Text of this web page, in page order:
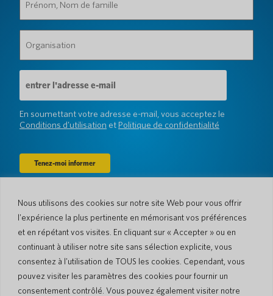
Nous utilisons des cookies sur notre site Web pour vous offrir
l'expérience la plus pertinente en mémorisant vos préférences
et en répétant vos visites. En cliquant sur « Accepter » ou en
continuant à utiliser notre site sans sélection explicite, vous
consentez à l'utilisation de TOUS les cookies. Cependant, vous
pouvez visiter les paramètres des cookies pour fournir un
consentement contrôlé. Vous pouvez également visiter notre
Nom
de
famille
(Obligatoire)
(Obligatoire)
Adresse
e-
mail
(Obligatoire)
En soumettant votre adresse e-mail, vous acceptez le
Conditions d'utilisation et Politique de confidentialité
Entreprise
À propos de nous
Langues et pays
Actualités
#AllSpokenHere
Soutien